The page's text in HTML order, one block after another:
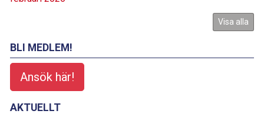
Visa alla
BLI MEDLEM!
Ansök här!
AKTUELLT